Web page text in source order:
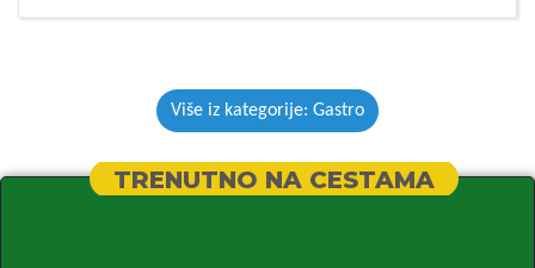
Više iz kategorije: Gastro
TRENUTNO NA CESTAMA